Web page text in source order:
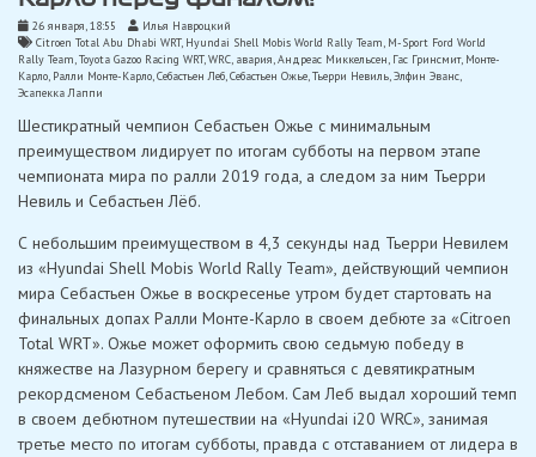
26 января, 18:55
Илья Навроцкий
Citroen Total Abu Dhabi WRT, Hyundai Shell Mobis World Rally Team, M-Sport Ford World
Rally Team,Toyota Gazoo Racing WRT,WRC, авария,Андреас Миккельсен, Гас Гринсмит, Монте-
Карло, Ралли Монте-Карло,Себастьен Леб,Себастьен Ожье,Тьерри Невиль,Элфин Эванс
Эсапекка Лаппи
Шестикратный чемпион Себастьен Ожье с минимальным
преимуществом лидирует по итогам субботы на первом этапе
чемпионата мира по ралли 2019 года, а следом за ним Тьерри
Невиль и Себастьен Лёб.
С небольшим преимуществом в 4,3 секунды над Тьерри Невилем
из «Hyundai Shell Mobis World Rally Team», действующий чемпион
мира Себастьен Ожье в воскресенье утром будет стартовать на
финальных допах Ралли Монте-Карло в своем дебюте за «Citroen
Total WRT». Ожье может оформить свою седьмую победу в
княжестве на Лазурном берегу и сравняться с девятикратным
рекордсменом Себастьеном Лебом. Сам Леб выдал хороший темп
в своем дебютном путешествии на «Hyundai i20 WRC», занимая
третье место по итогам субботы, правда с отставанием от лидера в